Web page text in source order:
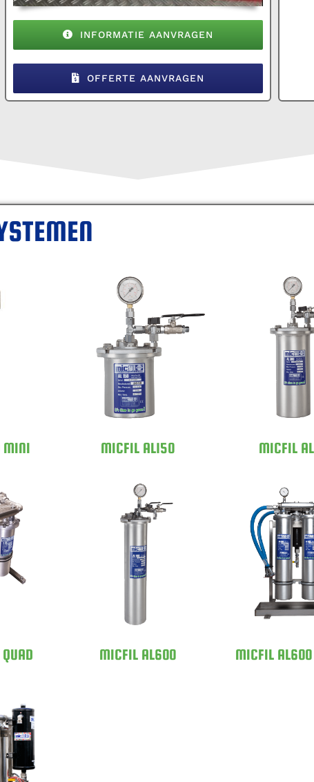
INFORMATIE AANVRAGEN
OFFERTE AANVRAGEN
MINI
MICFIL AL150
MICFIL AL150
MICFIL
MICFIL
MICFIL AL600
MICFIL AL600
MICFIL
MICFIL AL600